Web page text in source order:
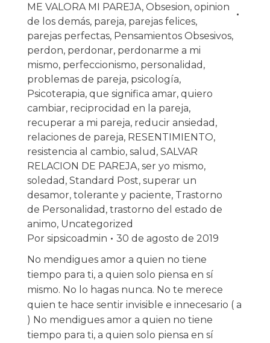
ME VALORA MI PAREJA, Obsesion, opinion
de los demás, pareja, parejas felices,
parejas perfectas, Pensamientos Obsesivos,
perdon, perdonar, perdonarme a mi
mismo, perfeccionismo, personalidad ,
problemas de pareja, psicología,
Psicoterapia, que significa amar, quiero
cambiar, reciprocidad en la pareja,
recuperar a mi pareja, reducir ansiedad ,
relaciones de pareja, RESENTIMIENTO,
resistencia al cambio, salud , SALVAR
RELACION DE PAREJA, ser yo mismo,
soledad , Standard Post, superar un
desamor, tolerante y paciente, Trastorno
de Personalidad , trastorno del estado de
animo, Uncategorized
Por sipsicoadmin
30 de agosto de 2019
No mendigues amor a quien no tiene
tiempo para ti, a quien solo piensa en sí
mismo. No lo hagas nunca. No te merece
quien te hace sentir invisible e innecesario ( a
) No mendigues amor a quien no tiene
tiempo para ti, a quien solo piensa en sí